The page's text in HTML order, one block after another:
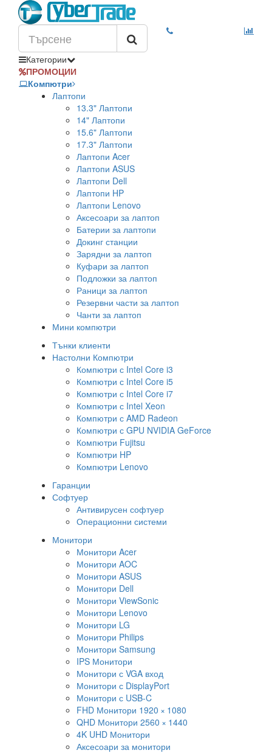
Категории
ПРОМОЦИИ
Компютри
Лаптопи
13.3" Лаптопи
14" Лаптопи
15.6" Лаптопи
17.3" Лаптопи
Лаптопи Acer
Лаптопи ASUS
Лаптопи Dell
Лаптопи HP
Лаптопи Lenovo
Аксесоари за лаптоп
Батерии за лаптопи
Докинг станции
Зарядни за лаптоп
Куфари за лаптоп
Подложки за лаптоп
Раници за лаптоп
Резервни части за лаптоп
Чанти за лаптоп
Мини компютри
Тънки клиенти
Настолни Компютри
Компютри с Intel Core i3
Компютри с Intel Core i5
Компютри с Intel Core i7
Компютри с Intel Xeon
Компютри с AMD Radeon
Компютри с GPU NVIDIA GeForce
Компютри Fujitsu
Компютри HP
Компютри Lenovo
Гаранции
Софтуер
Антивирусен софтуер
Операционни системи
Монитори
Монитори Acer
Монитори AOC
Монитори ASUS
Монитори Dell
Монитори ViewSonic
Монитори Lenovo
Монитори LG
Монитори Philips
Монитори Samsung
IPS Монитори
Монитори с VGA вход
Монитори с DisplayPort
Монитори с USB-C
FHD Монитори 1920 × 1080
QHD Монитори 2560 × 1440
4K UHD Монитори
Аксесоари за монитори